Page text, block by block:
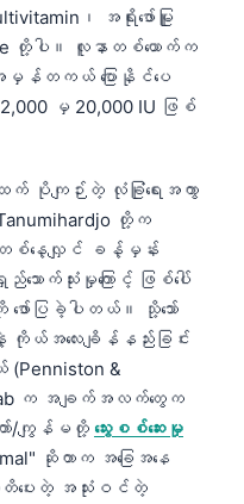
၊ အရိုးဖော်မြူ
တို့ပါ။ လူနာတစ်ယောက်က
မှန်တကယ် ပြောနိုင်ပေ
မှ 20,000 IU ဖြစ်
က် ပိုကျဉ်းတဲ့ လုံခြုံရေးအကွာ
တို့က
စ်နေ့လျှင် ခန့်မှန်း
ောက်သုံးမှုကြောင့် ဖြစ်ပေါ်
ဖော်ပြခဲ့ပါတယ်။ သို့သော်
ယ်အလေးချိန်နည်းခြင်း
(Penniston &
က အချက်အလက်တွေက
ာ်/ကျွန်မတို့ သွေးစစ်ဆေးမှု
ဆိုတာက အခြေအနေ
ပေးတဲ့ အသုံးဝင်တဲ့